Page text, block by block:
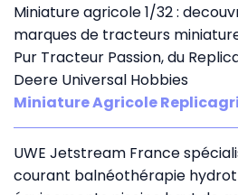
Miniature agricole 1/32 :
marques de tracteurs
Pur Tracteur Passion, du
Deere Universal Hobbies
Miniature Agricole Replicagri
UWE Jetstream France
courant balnéothérapie